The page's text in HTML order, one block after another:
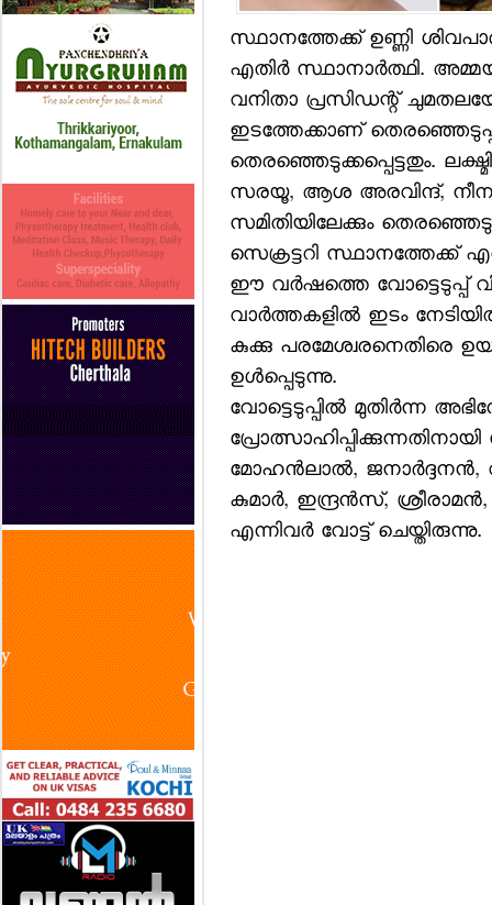
സ്ഥാനത്തേക്ക് ഉണ്ണി
എതിര്‍ സ്ഥാനാര്‍ത്ഥി.
വനിതാ പ്രസിഡന്റ്
ഇടത്തേക്കാണ്
തെരഞ്ഞെടുക്കപ്പെട്ടതും.
സരയൂ, ആശ അരവിന്ദ്, നീന
സമിതിയിലേക്കും
സെക്രട്ടറി സ്ഥാനത്തേക്ക്
ഈ വര്‍ഷത്തെ വോട്ടെടുപ്പ്
വാര്‍ത്തകളില്‍ ഇടം
കുക്കു പരമേശ്വരനെതിരെ
ഉള്‍പ്പെടുന്നു.
വോട്ടെടുപ്പില്‍ മുതിര്‍ന്ന
മോഹന്‍ലാല്‍, ജനാര്‍ദ്ദനന്‍,
കുമാര്‍, ഇന്ദ്രന്‍സ്,
എന്നിവര്‍ വോട്ട് ചെയ്തിരുന്നു.